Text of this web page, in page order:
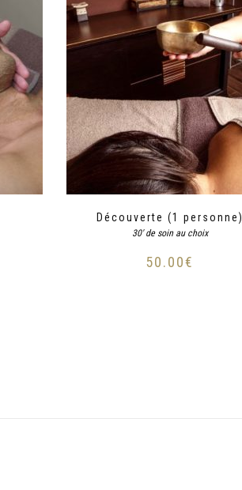
Découverte (1 personne)
30' de soin au choix
50.00€